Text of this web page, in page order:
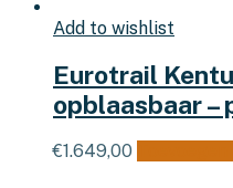
Add to wishlist
Eurotrail
opblaasbaar
€1.649,00